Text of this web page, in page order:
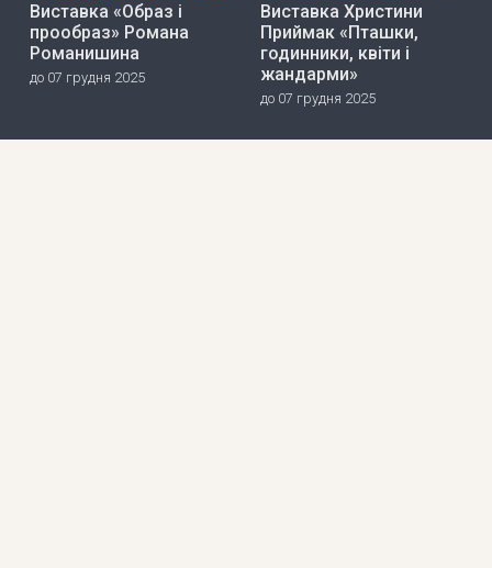
Виставка «Образ і
прообраз» Романа
Романишина
до 07 грудня 2025
Виставка Христини
Приймак «Пташки,
годинники, квіти і
жандарми»
до 07 грудня 2025